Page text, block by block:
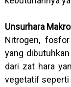
Unsurhara Makro
Nitrogen,
yang
dari zat hara
vegetatif seperti